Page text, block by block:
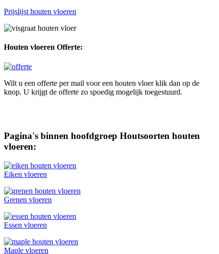
Prijslijst houten vloeren
Houten vloeren Offerte:
Wilt u een offerte per mail voor een houten vloer klik dan op de
knop. U krijgt de offerte zo spoedig mogelijk toegestuurd.
Pagina's binnen hoofdgroep Houtsoorten houten
vloeren:
Eiken vloeren
Grenen vloeren
Essen vloeren
Maple vloeren